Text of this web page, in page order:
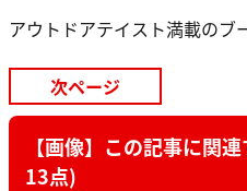
アウトドアテイスト満載のブ
次ページ
【画像】この記事に関
13点)